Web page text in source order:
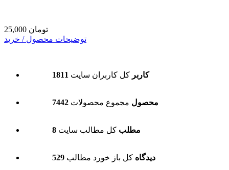
25,000 تومان
توضیحات محصول / خرید
1811 کاربر کل کاربران سایت
7442 محصول مجموع محصولات
8 مطلب کل مطالب سایت
529 دیدگاه کل باز خورد مطالب